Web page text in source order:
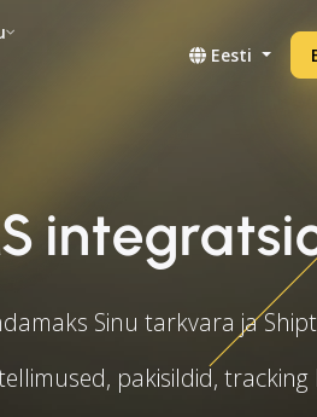
Eesti
Sinu tarkvara ja
pakisildid,